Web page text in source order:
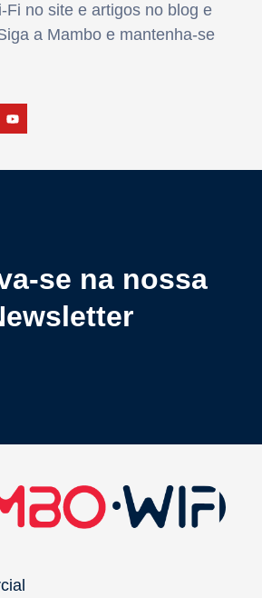
Fi no site e artigos no blog e
a Mambo e mantenha-se
se na nossa